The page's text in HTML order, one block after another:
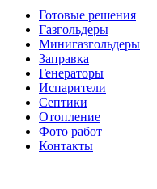
Готовые решения
Газгольдеры
Минигазгольдеры
Заправка
Генераторы
Испарители
Септики
Отопление
Фото работ
Контакты